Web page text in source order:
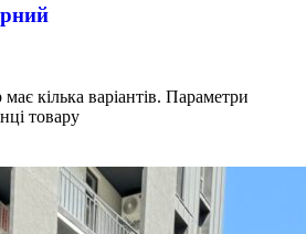
кілька варіантів. Параметри
товару